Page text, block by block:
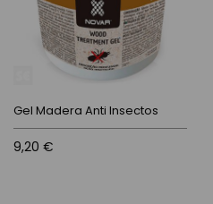
Gel Madera Anti Insectos
9,20 €